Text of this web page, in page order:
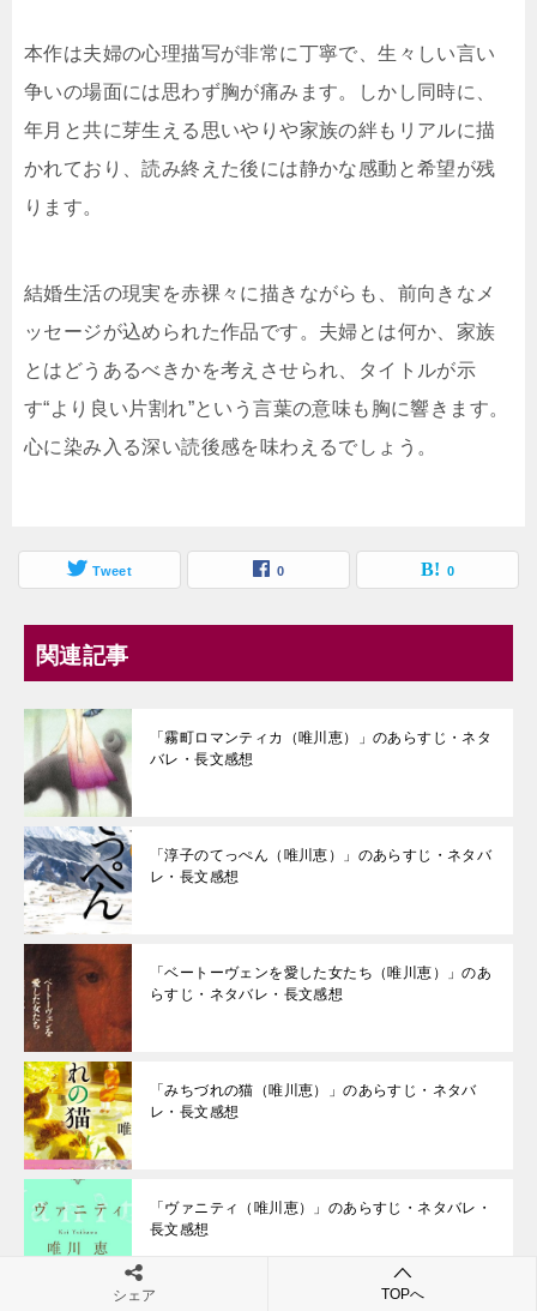
本作は夫婦の心理描写が非常に丁寧で、生々しい言い
争いの場面には思わず胸が痛みます。しかし同時に、
年月と共に芽生える思いやりや家族の絆もリアルに描
かれており、読み終えた後には静かな感動と希望が残
ります。
結婚生活の現実を赤裸々に描きながらも、前向きなメ
ッセージが込められた作品です。夫婦とは何か、家族
とはどうあるべきかを考えさせられ、タイトルが示
す“より良い片割れ”という言葉の意味も胸に響きます。
心に染み入る深い読後感を味わえるでしょう。
Tweet 0 0
関連記事
「霧町ロマンティカ（唯川恵）」のあらすじ・ネタ
バレ・長文感想
「淳子のてっぺん（唯川恵）」のあらすじ・ネタバ
レ・長文感想
「ベートーヴェンを愛した女たち（唯川恵）」のあ
らすじ・ネタバレ・長文感想
「みちづれの猫（唯川恵）」のあらすじ・ネタバ
レ・長文感想
「ヴァニティ（唯川恵）」のあらすじ・ネタバレ・
長文感想
シェア TOPへ